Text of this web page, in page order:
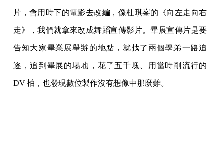
片，會用時下的電影去改編，像杜琪峯的《向左走向右
走》，我們就拿來改成舞蹈宣傳影片。畢展宣傳片是要
告知大家畢業展舉辦的地點，就找了兩個學弟一路追
逐，追到畢展的場地，花了五千塊、用當時剛流行的
DV 拍，也發現數位製作沒有想像中那麼難。